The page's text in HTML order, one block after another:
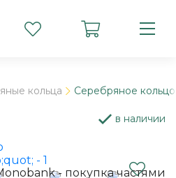
кольца Серебряное
в наличии